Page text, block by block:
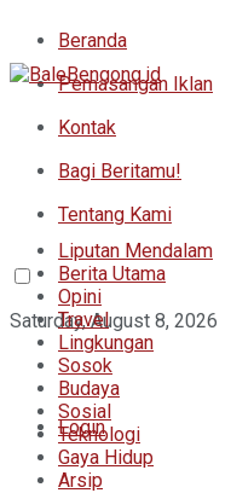
Beranda
Pemasangan Iklan
Kontak
Bagi Beritamu!
Tentang Kami
Saturday, August 8, 2026
Login
Liputan Mendalam
Berita Utama
Opini
Travel
Lingkungan
Sosok
Budaya
Sosial
Teknologi
Gaya Hidup
Arsip